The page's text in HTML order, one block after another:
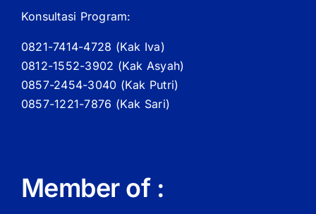
Konsultasi Program:
0821-7414-4728 (Kak Iva)
0812-1552-3902 (Kak Asyah)
0857-2454-3040 (Kak Putri)
0857-1221-7876 (Kak Sari)
Member of :